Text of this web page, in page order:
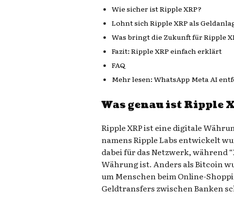
Wie sicher ist Ripple XRP?
Lohnt sich Ripple XRP als
Was bringt die Zukunft für Ripple
Fazit: Ripple XRP einfach erklärt
FAQ
Mehr lesen: WhatsApp Meta AI
Was genau ist Ripple
Ripple XRP ist eine digitale
namens Ripple Labs entwickelt
dabei für das Netzwerk, während
Währung ist. Anders als Bitcoin
um Menschen beim Online-
Geldtransfers zwischen Banken